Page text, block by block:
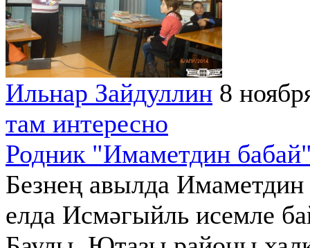
Ильнар Зайдуллин 8
там интересно
Родник "Имаметдин
Безнең авылда
елда Исмәгыйль исемле